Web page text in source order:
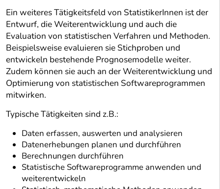
Ein weiteres Tätigkeitsfeld von StatistikerInnen ist der
Entwurf, die Weiterentwicklung und auch die
Evaluation von statistischen Verfahren und Methoden.
Beispielsweise evaluieren sie Stichproben und
entwickeln bestehende Prognosemodelle weiter.
Zudem können sie auch an der Weiterentwicklung und
Optimierung von statistischen Softwareprogrammen
mitwirken.
Typische Tätigkeiten sind z.B.:
Daten erfassen, auswerten und analysieren
Datenerhebungen planen und durchführen
Berechnungen durchführen
Statistische Softwareprogramme anwenden und
weiterentwickeln